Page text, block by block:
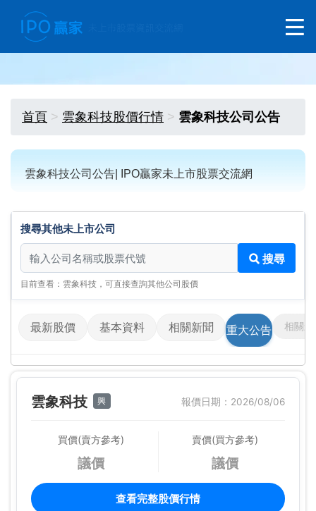
首頁 雲象科技股價行情 雲象科技公司公告
雲象科技公司公告| IPO贏家未上市股票交流網
搜尋其他未上市公司
搜尋其他未上市公司
搜尋
目前查看：雲象科技，可直接查詢其他公司股價
最新股價 基本資料 相關新聞 重大公告 相關影
雲象科技 興 報價日期：2026/08/06
買價(賣方參考)
議價
賣價(買方參考)
議價
查看完整股價行情